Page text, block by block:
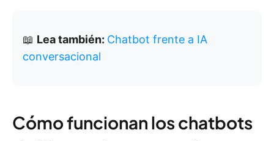
📖 Lea también: Chatbot frente a IA
conversacional
Cómo funcionan los chatbots